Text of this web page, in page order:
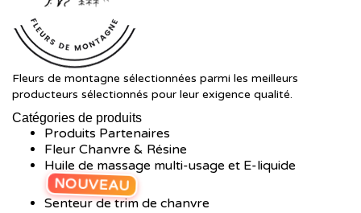
Fleurs de montagne sélectionnées parmi les meilleurs
producteurs sélectionnés pour leur exigence qualité.
Catégories de produits
Produits Partenaires
Fleur Chanvre & Résine
Huile de massage multi-usage et E-liquide
NOUVEAU
Senteur de trim de chanvre